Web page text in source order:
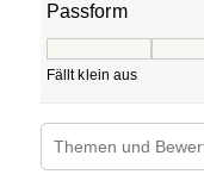
Passform
Fällt klein aus
Suchthemen und